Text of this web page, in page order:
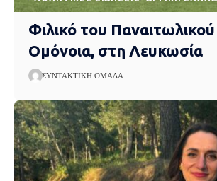
Φιλικό του
Ομόνοια, στη Λευκωσία
ΣΥΝΤΑΚΤΙΚΉ ΟΜΆΔΑ